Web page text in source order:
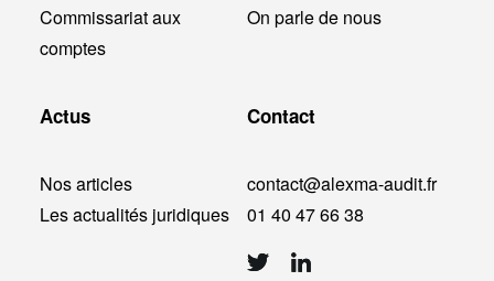
Commissariat aux
comptes
On parle de nous
Actus
Nos articles
Les actualités juridiques
Contact
contact@alexma-audit.fr
01 40 47 66 38